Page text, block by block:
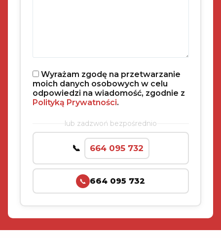
Wyrażam zgodę na przetwarzanie
moich danych osobowych w celu
odpowiedzi na wiadomość, zgodnie z
Polityką Prywatności.
lub zadzwoń bezpośrednio
664 095 732
📞 664 095 732